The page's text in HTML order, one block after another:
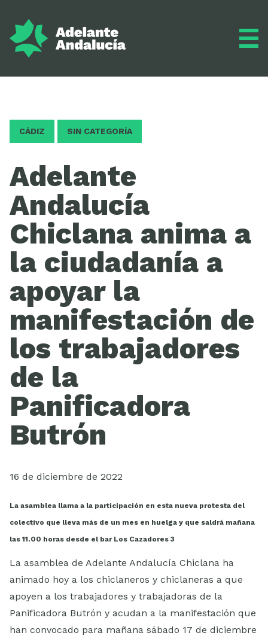
CÁDIZ SIN CATEGORÍA
Adelante
Andalucía
Chiclana anima a
la ciudadanía a
apoyar la
manifestación de
los trabajadores
de la
Panificadora
Butrón
16 de diciembre de 2022
La asamblea llama a la participación en esta nueva protesta del
colectivo que lleva más de un mes en huelga y que saldrá mañana
las 11.00 horas desde el bar Los Cazadores 3
La asamblea de Adelante Andalucía Chiclana ha
animado hoy a los chiclaneros y chiclaneras a que
apoyen a los trabajadores y trabajadoras de la
Panificadora Butrón y acudan a la manifestación que
han convocado para mañana sábado 17 de diciembre